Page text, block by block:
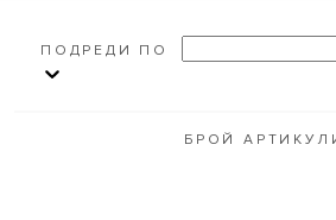
ПОДРЕДИ ПО
БРОЙ